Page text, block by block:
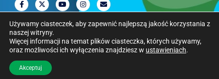
Copyright © Europejska Agencja Kosmiczna. Wszelkie prawa zastrzeżone.
Używamy ciasteczek, aby zapewnić najlepszą jakość korzystania z
naszej witryny.
Więcej informacji na temat plików ciasteczka, których używamy,
oraz możliwości ich wyłączenia znajdziesz w ustawieniach.
Akceptuj